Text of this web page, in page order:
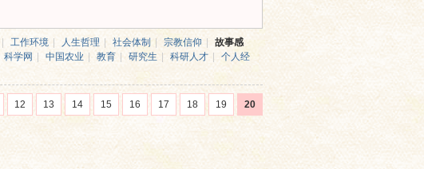
工作环境 人生哲理 | 社会体制 宗教信仰
故事感
科学网 中国农业 教育 研究生 科研人才
个人经
12 13 14 15 16 17 18 19 20